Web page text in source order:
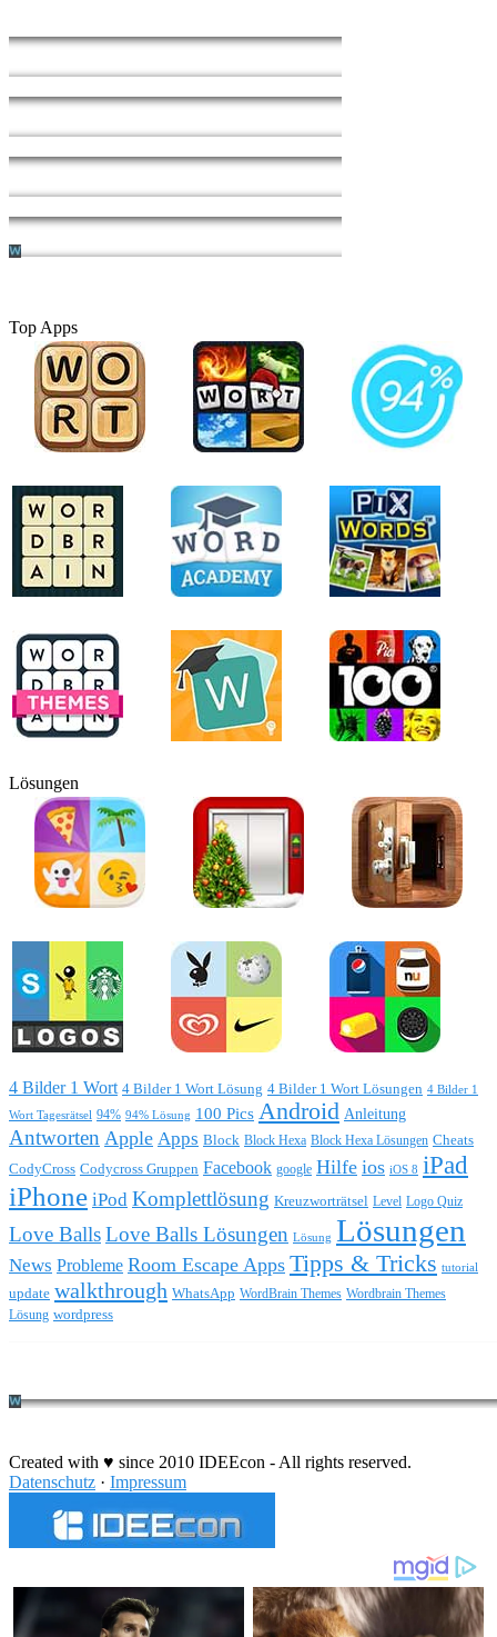
Top Apps
Lösungen
4 Bilder 1 Wort 4 Bilder 1 Wort Lösung 4 Bilder 1 Wort Lösungen 4 Bilder 1
Wort Tagesrätsel 94% 94% Lösung 100 Pics Android Anleitung
Antworten Apple Apps Block Block Hexa Block Hexa Lösungen Cheats
CodyCross Codycross Gruppen Facebook google Hilfe ios iOS 8 iPad
iPhone iPod Komplettlösung Kreuzworträtsel Level Logo Quiz
Love BallsLove Balls Lösungen Lösung Lösungen
News Probleme Room Escape Apps Tipps & Tricks tutorial
update walkthrough WhatsApp WordBrain Themes Wordbrain Themes
Lösung wordpress
Created with ♥ since 2010 IDEEcon - All rights reserved.
Datenschutz · Impressum